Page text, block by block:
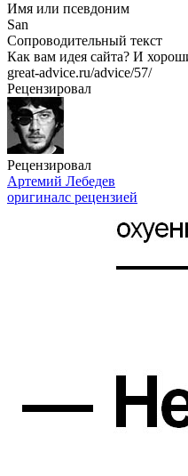
Имя или псевдоним
San
Сопроводительный текст
Как вам идея сайта? И
great-advice.ru/advice/57/
Рецензировал
Рецензировал
Артемий Лебедев
оригиналс рецензией